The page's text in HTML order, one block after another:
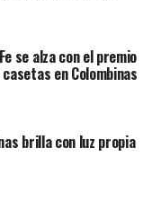
se alza con el premio
en Colombinas
brilla con luz propia